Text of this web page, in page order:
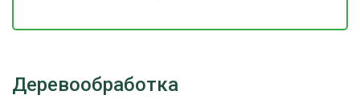
Деревообработка